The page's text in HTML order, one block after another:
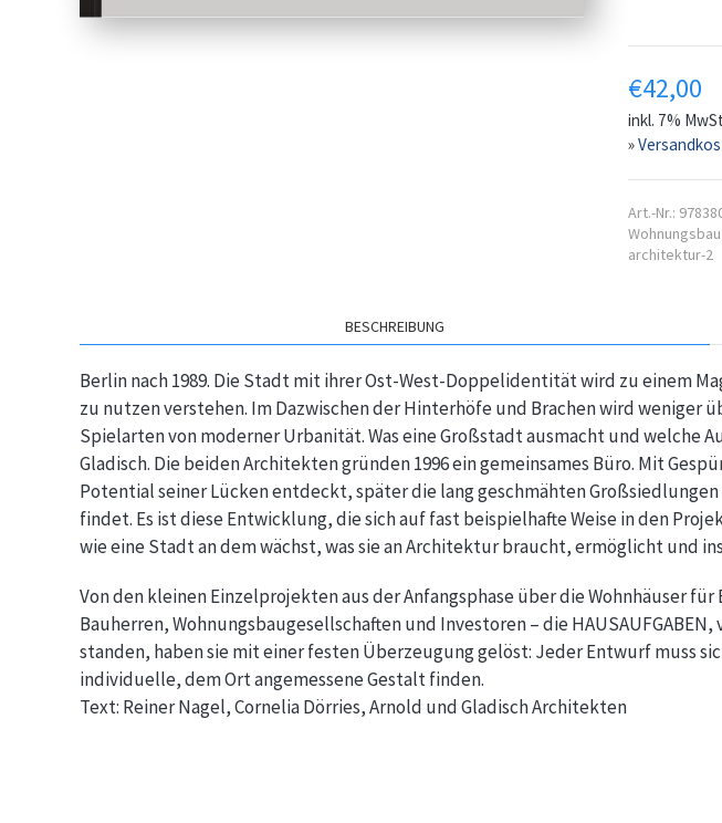
€42,00
inkl. 7%
»
Art.-Nr.:
Wohnungsbau
architektur-2
BESCHREIBUNG
Berlin nach 1989. Die Stadt mit ihrer Ost-West-Doppelidentität wird zu einem
zu nutzen verstehen. Im Dazwischen der Hinterhöfe und Brachen wird
Spielarten von moderner Urbanität. Was eine Großstadt ausmacht und
Gladisch. Die beiden Architekten gründen 1996 ein gemeinsames Büro. Mit
Potential seiner Lücken entdeckt, später die lang geschmähten
findet. Es ist diese Entwicklung, die sich auf fast beispielhafte Weise in den
wie eine Stadt an dem wächst, was sie an Architektur braucht, ermöglicht und
Von den kleinen Einzelprojekten aus der Anfangsphase über die Wohnhäuser
Bauherren, Wohnungsbaugesellschaften und Investoren – die
standen, haben sie mit einer festen Überzeugung gelöst: Jeder Entwurf muss
individuelle, dem Ort angemessene Gestalt finden.
Text: Reiner Nagel, Cornelia Dörries, Arnold und Gladisch Architekten